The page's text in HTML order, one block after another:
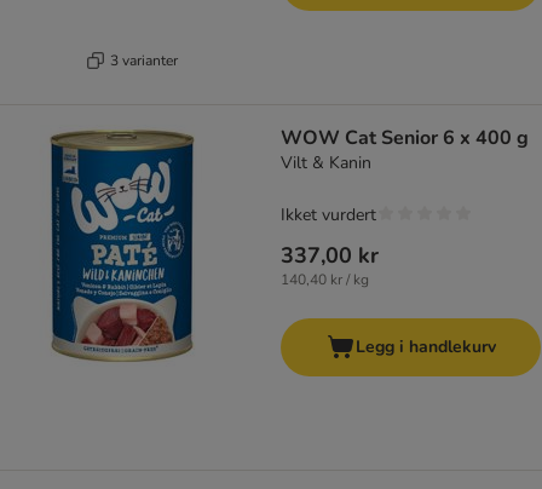
3 varianter
WOW Cat Senior 6 x 400 g
Vilt & Kanin
337,00 kr
140,40 kr / kg
Ikket vurdert
Legg i handlekurv